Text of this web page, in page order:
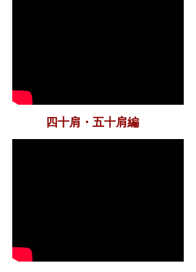
​四十肩・五十肩編